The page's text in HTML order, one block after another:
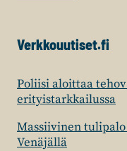
Verkkouutiset.fi
Poliisi aloittaa
erityistarkkailussa
Massiivinen tulipalo
Venäjällä